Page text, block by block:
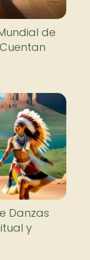
de
Danzas
y